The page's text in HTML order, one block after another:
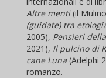
Altre menti(il
(guidate) tra
2005), Pensieri
2021), Il pulcino di
cane Luna (Adelphi
romanzo.